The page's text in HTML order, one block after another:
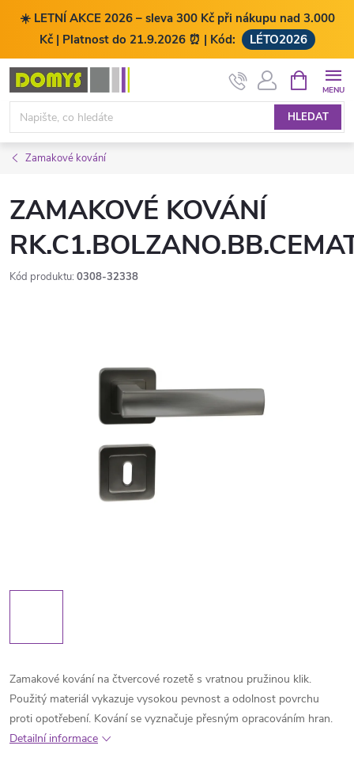
☀️ LETNÍ AKCE 2026 – sleva 300 Kč při nákupu nad 3.000
Kč | Platnost do 21.9.2026 ⏰ | Kód:
LÉTO2026
Přejít
obsah
HLEDAT
NÁKUPNÍ
KOŠÍK
Zamakové kování
ZAMAKOVÉ KOVÁNÍ
Kód produktu: 0308-32338
Zamakové kování na čtvercové rozetě s vratnou pružinou klik.
Použitý materiál vykazuje vysokou pevnost a odolnost povrchu
proti opotřebení. Kování se vyznačuje přesným opracováním hran.
Detailní informace